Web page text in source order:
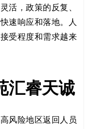
活，政策的反复、
速响应和落地。人
受程度和需求越来
汇睿天诚
风险地区返回人员